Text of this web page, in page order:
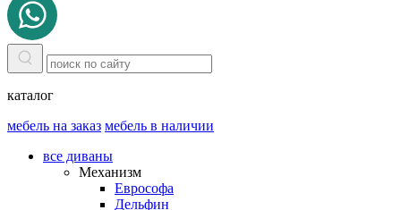
каталог
мебель на заказ мебель в наличии
все диваны
Механизм
Еврософа
Дельфин